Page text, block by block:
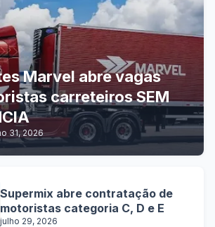
Marvel abre vagas
carreteiros SEM
31, 2026
Supermix abre contratação de
motoristas categoria C, D e E
julho 29, 2026